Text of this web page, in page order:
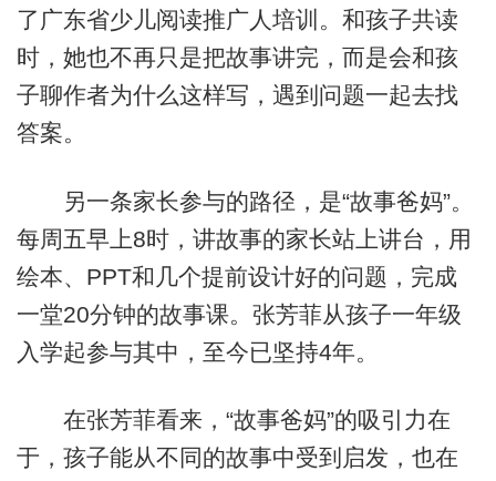
了广东省少儿阅读推广人培训。和孩子共读
时，她也不再只是把故事讲完，而是会和孩
子聊作者为什么这样写，遇到问题一起去找
答案。
另一条家长参与的路径，是“故事爸妈”。
每周五早上8时，讲故事的家长站上讲台，用
绘本、PPT和几个提前设计好的问题，完成
一堂20分钟的故事课。张芳菲从孩子一年级
入学起参与其中，至今已坚持4年。
在张芳菲看来，“故事爸妈”的吸引力在
于，孩子能从不同的故事中受到启发，也在